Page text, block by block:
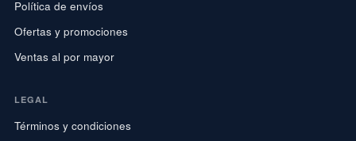
Política de envíos
Ofertas y promociones
Ventas al por mayor
LEGAL
Términos y condiciones